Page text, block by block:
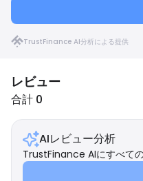
TrustFinance AI分析による提供
レビュー
合計 0
AIレビュー分析
TrustFinance AIにすべて